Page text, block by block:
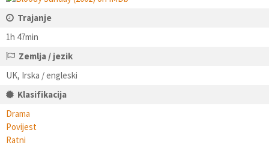
Trajanje
1h 47min
Zemlja / jezik
UK, Irska / engleski
Klasifikacija
Drama
Povijest
Ratni